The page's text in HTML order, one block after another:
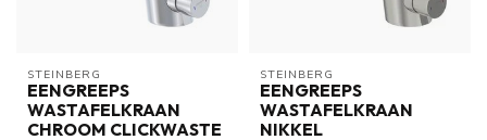
STEINBERG
EENGREEPS
WASTAFELKRAAN
CHROOM CLICKWASTE
STEINBERG
EENGREEPS
WASTAFELKRAAN
NIKKEL